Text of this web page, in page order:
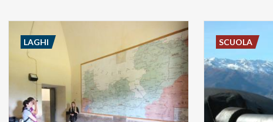
LAGHI SCUOLA